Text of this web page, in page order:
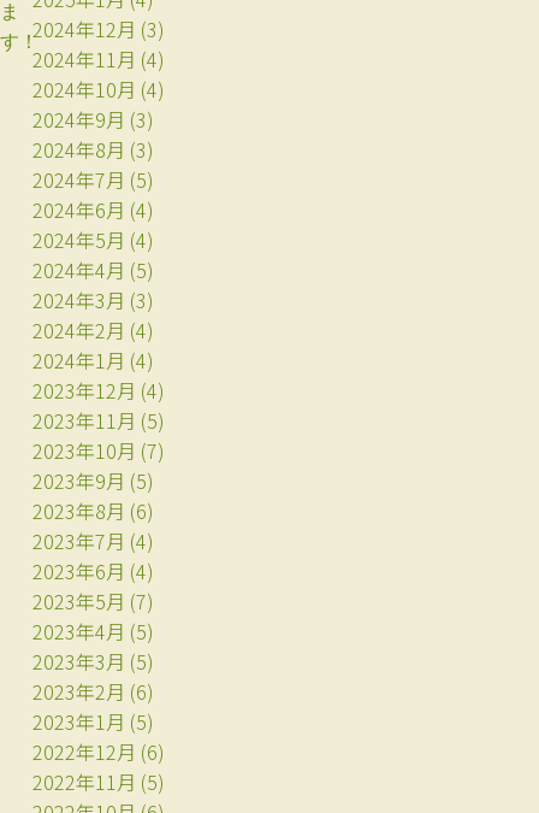
ま
す！2024年12月 (3)
2024年11月 (4)
2024年10月 (4)
2024年9月 (3)
2024年8月 (3)
2024年7月 (5)
2024年6月 (4)
2024年5月 (4)
2024年4月 (5)
2024年3月 (3)
2024年2月 (4)
2024年1月 (4)
2023年12月 (4)
2023年11月 (5)
2023年10月 (7)
2023年9月 (5)
2023年8月 (6)
2023年7月 (4)
2023年6月 (4)
2023年5月 (7)
2023年4月 (5)
2023年3月 (5)
2023年2月 (6)
2023年1月 (5)
2022年12月 (6)
2022年11月 (5)